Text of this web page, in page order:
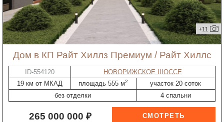
+11
дом в КП Райт Хиллз Премиум / Райт Хиллс
ID-554120
НОВОРИЖСКОЕ ШОССЕ
19 км от МКАД
площадь 555 м2
участок 20 соток
без отделки
4 спальни
265 000 000 ₽